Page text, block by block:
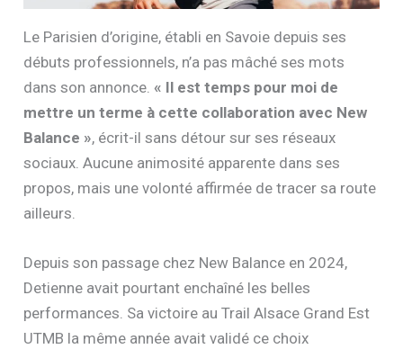
Le Parisien d’origine, établi en Savoie depuis ses
débuts professionnels, n’a pas mâché ses mots
dans son annonce.« Il est temps pour moi de
mettre un terme à cette collaboration avec New
Balance », écrit-il sans détour sur ses réseaux
sociaux. Aucune animosité apparente dans ses
propos, mais une volonté affirmée de tracer sa route
ailleurs.
Depuis son passage chez New Balance en 2024,
Detienne avait pourtant enchaîné les belles
performances. Sa victoire au Trail Alsace Grand Est
UTMB la même année avait validé ce choix